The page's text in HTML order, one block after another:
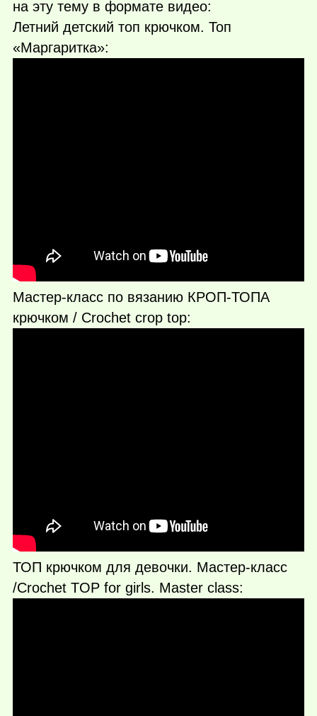
на эту тему в формате видео:
Летний детский топ крючком. Топ
«Маргаритка»:
Мастер-класс по вязанию КРОП-ТОПА
крючком / Crochet crop top:
ТОП крючком для девочки. Мастер-класс
/Crochet TOP for girls. Master class: